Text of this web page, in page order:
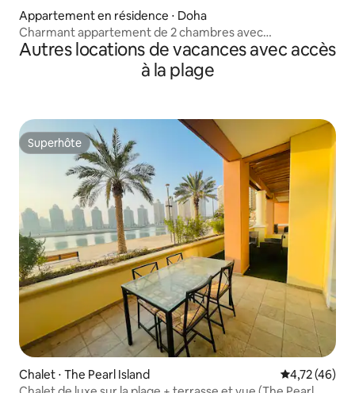
Appartement en résidence ⋅ Doha
Charmant appartement de 2 chambres avec
stationnement gratuit.
Autres locations de vacances avec accès
à la plage
Superhôte
Superhôte
Chalet ⋅ The Pearl Island Évaluation
4,72 (46)